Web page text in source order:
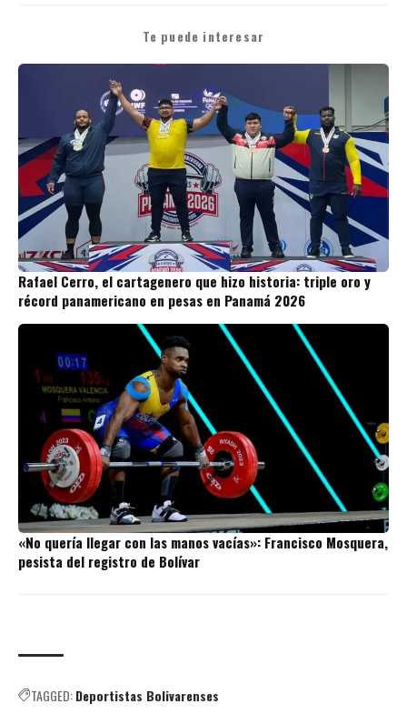
Te puede interesar
Rafael Cerro, el cartagenero que hizo historia: triple oro y
récord panamericano en pesas en Panamá 2026
«No quería llegar con las manos vacías»: Francisco Mosquera,
pesista del registro de Bolívar
TAGGED:Deportistas Bolivarenses